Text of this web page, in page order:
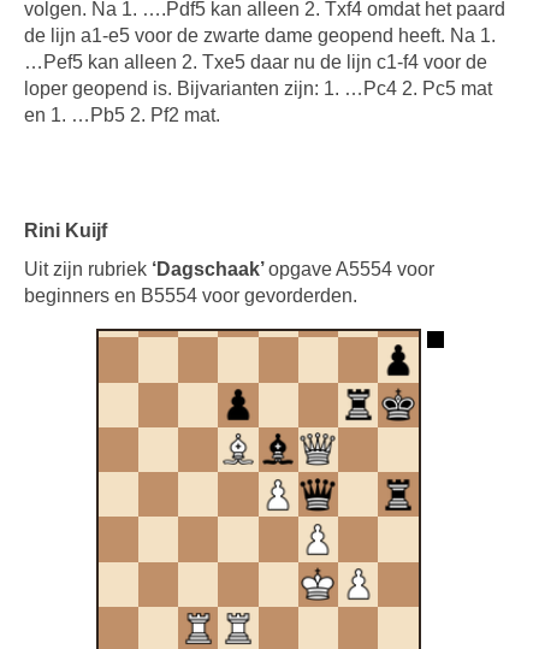
volgen. Na 1. ….Pdf5 kan alleen 2. Txf4 omdat het paard
de lijn a1-e5 voor de zwarte dame geopend heeft. Na 1.
…Pef5 kan alleen 2. Txe5 daar nu de lijn c1-f4 voor de
loper geopend is. Bijvarianten zijn: 1. …Pc4 2. Pc5 mat
en 1. …Pb5 2. Pf2 mat.
Rini Kuijf
Uit zijn rubriek ‘Dagschaak’opgave A5554 voor
beginners en B5554 voor gevorderden.